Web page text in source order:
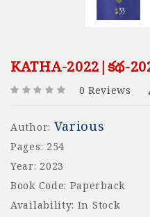
KATHA-2022|కథ-
0 Reviews
Author: Various
Pages: 254
Year: 2023
Book Code: Paperback
Availability: In Stock